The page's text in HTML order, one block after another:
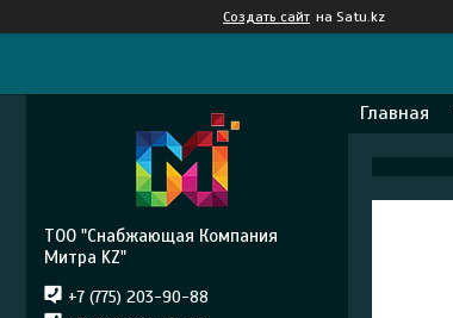
Создать сайт на Satu.kz
Главная
ТОО "Снабжающая Компания
Митра KZ"
+7 (775) 203-90-88